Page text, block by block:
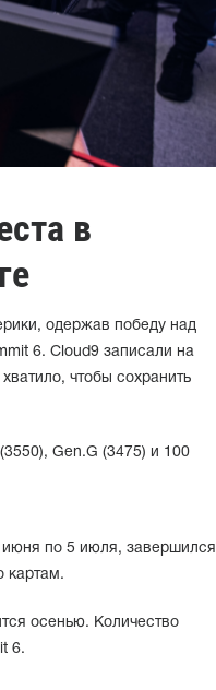
в
одержав победу над
6. Cloud9 записали на
чтобы сохранить
Gen.G (3475) и 100
июня по 5 июля, завершился
картам.
осенью. Количество
6.